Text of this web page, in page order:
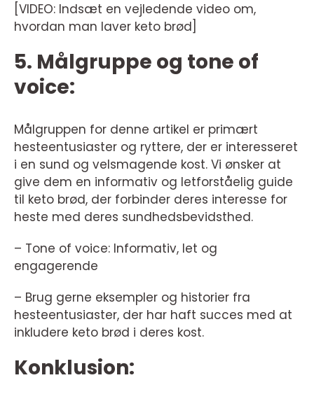
[VIDEO: Indsæt en vejledende video om,
hvordan man laver keto brød]
5. Målgruppe og tone of
voice:
Målgruppen for denne artikel er primært
hesteentusiaster og ryttere, der er interesseret
i en sund og velsmagende kost. Vi ønsker at
give dem en informativ og letforståelig guide
til keto brød, der forbinder deres interesse for
heste med deres sundhedsbevidsthed.
– Tone of voice: Informativ, let og
engagerende
– Brug gerne eksempler og historier fra
hesteentusiaster, der har haft succes med at
inkludere keto brød i deres kost.
Konklusion: